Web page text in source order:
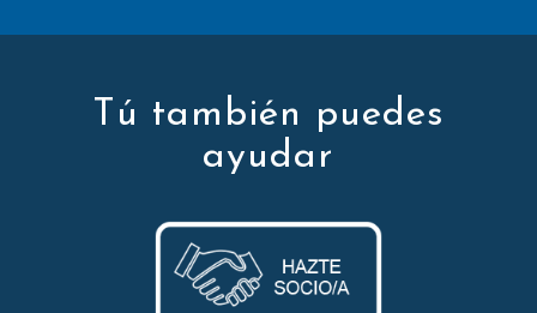
Tú también puedes
ayudar